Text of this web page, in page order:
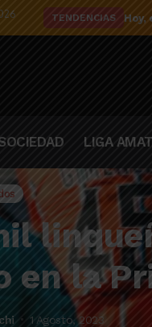
TENDENCIAS El
LIGA
en la
1 Agosto, 2023